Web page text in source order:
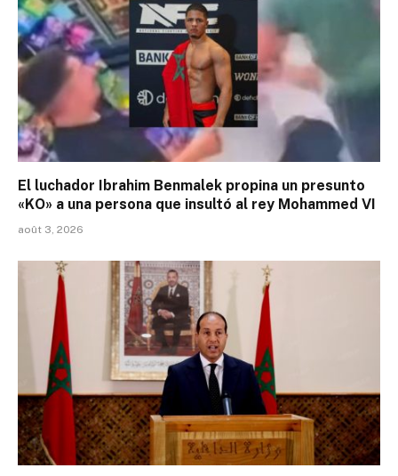
El luchador Ibrahim Benmalek propina un presunto
«KO» a una persona que insultó al rey Mohammed VI
août 3, 2026